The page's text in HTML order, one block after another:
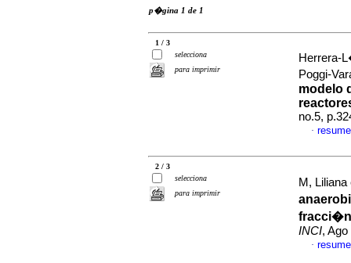
p�gina 1 de 1
1 / 3
selecciona
para imprimir
Herrera-
Poggi-
modelo
no.5,
·
2 / 3
selecciona
para imprimir
M,
INCI,
·